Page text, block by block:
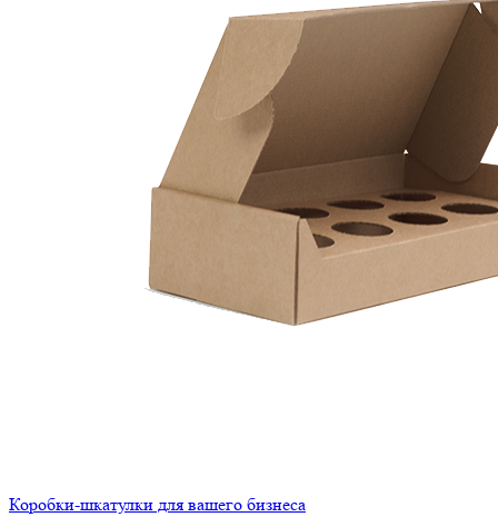
Коробки-шкатулки для вашего бизнеса